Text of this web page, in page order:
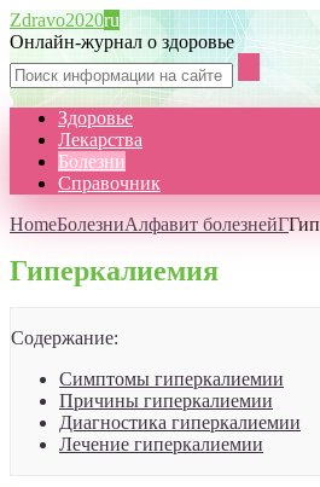
Zdravo2020ru
Онлайн-журнал о здоровье
Здоровье
Лекарства
Болезни
Справочник
HomeБолезниАлфавит болезнейГ
Гиперкалиемия
Содержание:
Симптомы гиперкалиемии
Причины гиперкалиемии
Диагностика гиперкалиемии
Лечение гиперкалиемии